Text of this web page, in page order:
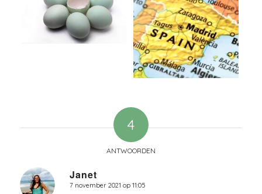
4
ANTWOORDEN
Janet
zegt:
7 november 2021 op 11:05